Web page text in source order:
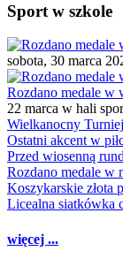
Sport w szkole
sobota, 30 marca
Rozdano medale w
22 marca w hali
Wielkanocny
Ostatni akcent w
Przed wiosenną
Rozdano medale w
Koszykarskie złota
Licealna siatkówka
więcej ...